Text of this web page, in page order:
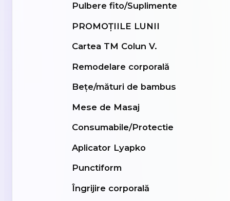
Pulbere fito/Suplimente
PROMOȚIILE LUNII
Cartea TM Colun V.
Remodelare corporală
Bețe/mături de bambus
Mese de Masaj
Consumabile/Protectie
Aplicator Lyapko
Punctiform
Îngrijire corporală